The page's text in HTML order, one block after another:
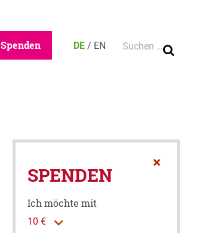
Spenden DE / EN Suche nach:
×
SPENDEN
Ich möchte mit